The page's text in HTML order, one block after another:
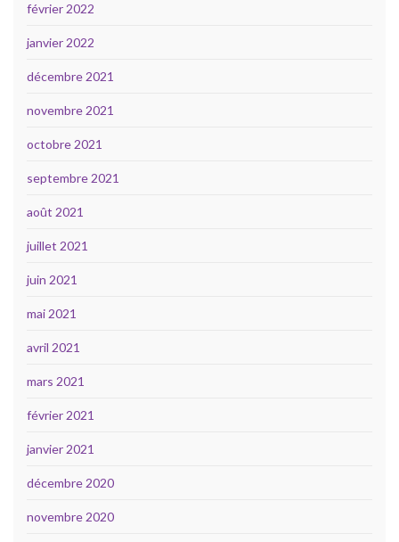
février 2022
janvier 2022
décembre 2021
novembre 2021
octobre 2021
septembre 2021
août 2021
juillet 2021
juin 2021
mai 2021
avril 2021
mars 2021
février 2021
janvier 2021
décembre 2020
novembre 2020